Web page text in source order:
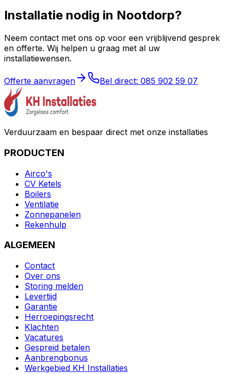
Installatie nodig in Nootdorp?
Neem contact met ons op voor een vrijblijvend gesprek
en offerte. Wij helpen u graag met al uw
installatiewensen.
Offerte aanvragen Bel direct: 085 902 59 07
Verduurzaam en bespaar direct met onze installaties
PRODUCTEN
Airco's
CV Ketels
Boilers
Ventilatie
Zonnepanelen
Rekenhulp
ALGEMEEN
Contact
Over ons
Storing melden
Levertijd
Garantie
Herroepingsrecht
Klachten
Vacatures
Gespreid betalen
Aanbrengbonus
Werkgebied KH Installaties